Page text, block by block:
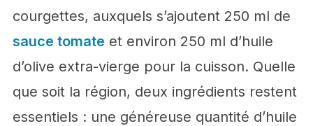
courgettes, auxquels s’ajoutent 250 ml de
sauce tomate et environ 250 ml d’huile
d’olive extra-vierge pour la cuisson. Quelle
que soit la région, deux ingrédients restent
essentiels : une généreuse quantité d’huile